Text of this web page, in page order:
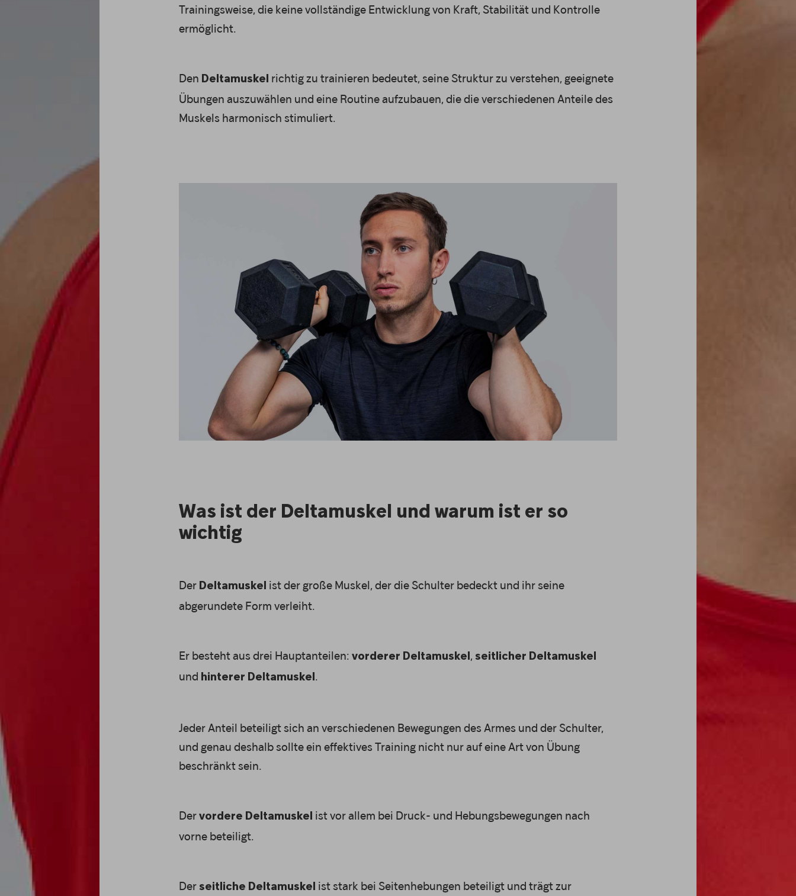
Trainingsweise, die keine vollständige Entwicklung von Kraft, Stabilität und Kontrolle
ermöglicht.
Den Deltamuskel
richtig zu trainieren bedeutet, seine Struktur zu verstehen, geeignete
Übungen auszuwählen und eine Routine aufzubauen, die die verschiedenen Anteile des
Muskels harmonisch stimuliert.
Was ist der Deltamuskel und warum ist er so
wichtig
Der Deltamuskel
ist der große Muskel, der die Schulter bedeckt und ihr seine
abgerundete Form verleiht.
Er besteht aus drei Hauptanteilen:vorderer Deltamuskel ,seitlicher Deltamuskel
und hinterer Deltamuskel .
Jeder Anteil beteiligt sich an verschiedenen Bewegungen des Armes und der Schulter,
und genau deshalb sollte ein effektives Training nicht nur auf eine Art von Übung
beschränkt sein.
Dervordere Deltamuskel
ist vor allem bei Druck- und Hebungsbewegungen nach
vorne beteiligt.
Derseitliche Deltamuskel ist stark bei Seitenhebungen beteiligt und trägt zur